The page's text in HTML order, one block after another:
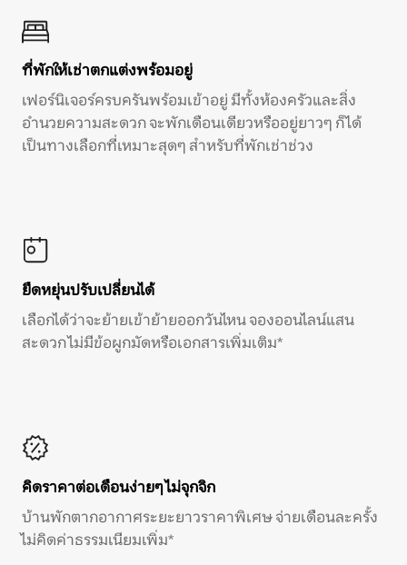
ที่พักให้เช่าตกแต่งพร้อมอยู่
เฟอร์นิเจอร์ครบครันพร้อมเข้าอยู่ มีทั้งห้องครัวและสิ่ง
อำนวยความสะดวก จะพักเดือนเดียวหรืออยู่ยาวๆ ก็ได้
เป็นทางเลือกที่เหมาะสุดๆ สำหรับที่พักเช่าช่วง
ยืดหยุ่นปรับเปลี่ยนได้
เลือกได้ว่าจะย้ายเข้าย้ายออกวันไหน จองออนไลน์แสน
สะดวก ไม่มีข้อผูกมัดหรือเอกสารเพิ่มเติม*
คิดราคาต่อเดือนง่ายๆ ไม่จุกจิก
บ้านพักตากอากาศระยะยาวราคาพิเศษ จ่ายเดือนละครั้ง
ไม่คิดค่าธรรมเนียมเพิ่ม*